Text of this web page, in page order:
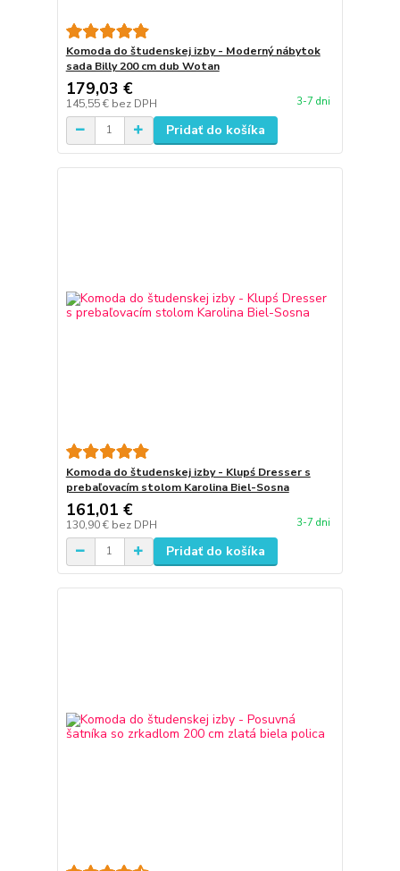
Komoda do študenskej izby - Moderný nábytok
sada Billy 200 cm dub Wotan
179,03 €
145,55 € bez DPH 3-7 dni
Pridať do košíka
Komoda do študenskej izby - Klupś Dresser s
prebaľovacím stolom Karolina Biel-Sosna
161,01 €
130,90 € bez DPH 3-7 dni
Pridať do košíka